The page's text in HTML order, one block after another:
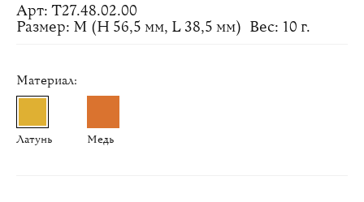
Арт: Т27.48.02.00
Размер: M (H 56,5 мм, L 38,5 мм) Вес: 10 г.
Материал:
Латунь Медь